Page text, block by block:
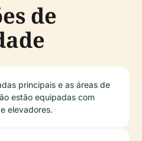
de
principais e as áreas de
estão equipadas com
elevadores.